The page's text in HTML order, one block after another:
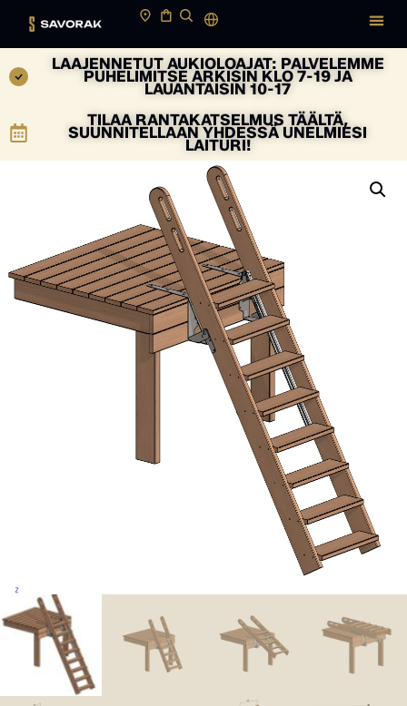
LAAJENNETUT AUKIOLOAJAT: PALVELEMME
PUHELIMITSE ARKISIN KLO 7-19 JA
LAUANTAISIN 10-17
TILAA RANTAKATSELMUS TÄÄLTÄ,
SUUNNITELLAAN YHDESSÄ UNELMIESI
LAITURI!